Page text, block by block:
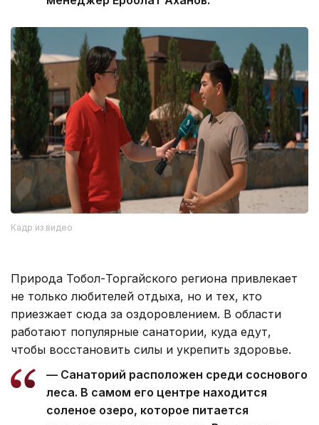
Кадр из видео
Природа Тобол-Торгайского региона привлекает
не только любителей отдыха, но и тех, кто
приезжает сюда за оздоровлением. В области
работают популярные санатории, куда едут,
чтобы восстановить силы и укрепить здоровье.
— Санаторий расположен среди соснового
леса. В самом его центре находится
соленое озеро, которое питается